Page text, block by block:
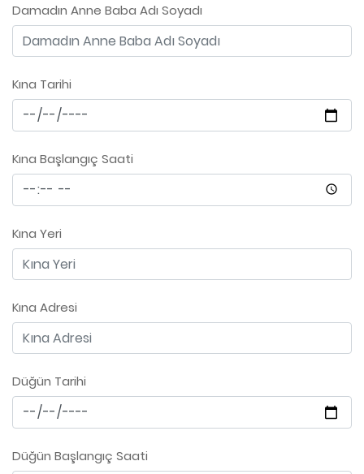
Damadın Anne Baba Adı Soyadı
Kına Tarihi
Kına Başlangıç Saati
Kına Yeri
Kına Adresi
Düğün Tarihi
Düğün Başlangıç Saati